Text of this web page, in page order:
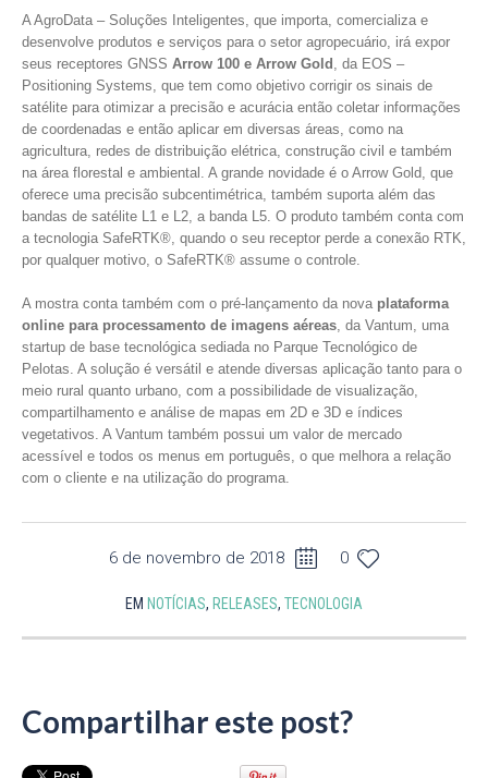
A AgroData – Soluções Inteligentes, que importa, comercializa e
desenvolve produtos e serviços para o setor agropecuário, irá expor
seus receptores GNSS Arrow 100 e Arrow Gold , da EOS –
Positioning Systems, que tem como objetivo corrigir os sinais de
satélite para otimizar a precisão e acurácia então coletar informações
de coordenadas e então aplicar em diversas áreas, como na
agricultura, redes de distribuição elétrica, construção civil e também
na área florestal e ambiental. A grande novidade é o Arrow Gold, que
oferece uma precisão subcentimétrica, também suporta além das
bandas de satélite L1 e L2, a banda L5. O produto também conta com
a tecnologia SafeRTK®, quando o seu receptor perde a conexão RTK,
por qualquer motivo, o SafeRTK® assume o controle.
A mostra conta também com o pré-lançamento da nova plataforma
online para processamento de imagens aéreas, da Vantum, uma
startup de base tecnológica sediada no Parque Tecnológico de
Pelotas. A solução é versátil e atende diversas aplicação tanto para o
meio rural quanto urbano, com a possibilidade de visualização,
compartilhamento e análise de mapas em 2D e 3D e índices
vegetativos. A Vantum também possui um valor de mercado
acessível e todos os menus em português, o que melhora a relação
com o cliente e na utilização do programa.
6 de novembro de 2018 0
EM NOTÍCIAS, RELEASES, TECNOLOGIA
Compartilhar este post?